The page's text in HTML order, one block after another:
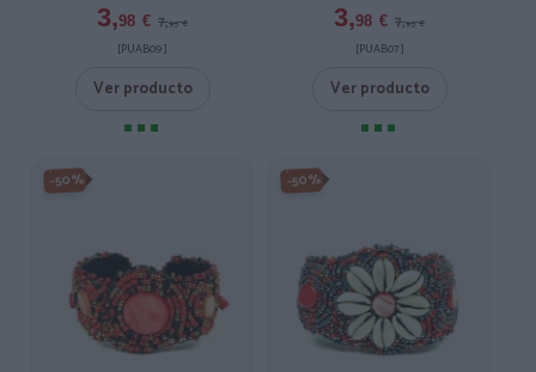
3,98 € 7,95 €
[PUAB09 ]
Ver producto
3,98 € 7,95 €
[PUAB07 ]
Ver producto
-50% -50%